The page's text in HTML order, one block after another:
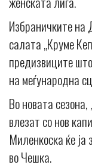
Избраничките на
салата „Круме
предизвиците
на меѓународна
Во новата
влезат со нов
Миленкоска ќе ја
во Чешка.